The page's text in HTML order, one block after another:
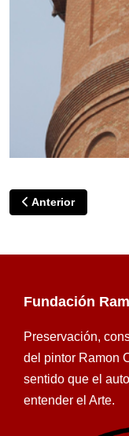
Artículo anterior:
Anterior
Fundación
Preservación,
del pintor Ramon
sentido que el
entender el Arte.